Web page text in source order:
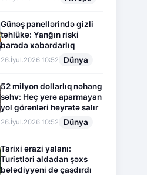
Günəş panellərində gizli
təhlükə: Yanğın riski
barədə xəbərdarlıq
26.İyul.2026 10:52 Dünya
52 milyon dollarlıq nəhəng
səhv: Heç yerə aparmayan
yol görənləri heyrətə salır
26.İyul.2026 10:52 Dünya
Tarixi ərazi yalanı:
Turistləri aldadan şəxs
bələdiyyəni də çaşdırdı